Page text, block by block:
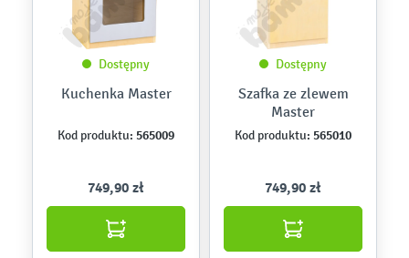
Dostępny
Kuchenka Master
Kod produktu: 565009
749,90 zł
Dostępny
Szafka ze zlewem
Master
Kod produktu: 565010
749,90 zł